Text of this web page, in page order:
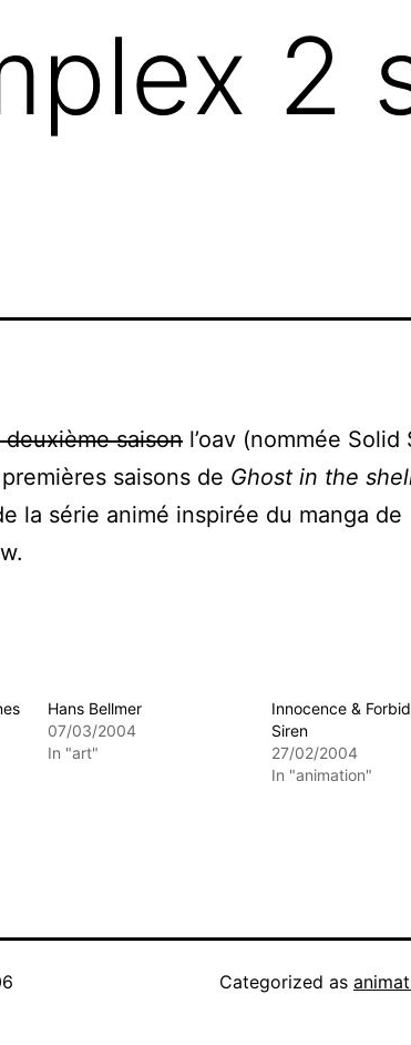
2
deuxième saison l’oav (nommée Solid
saisons de Ghost in the
la série animé inspirée du manga de
Hans Bellmer
07/03/2004
In "art"
Innocence &
Siren
27/02/2004
In "animation"
Categorized as